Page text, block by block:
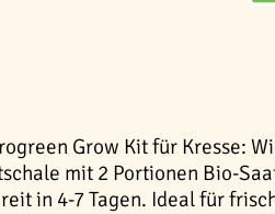
Grow Kit für Kresse:
mit 2 Portionen Bio-
in 4-7 Tagen. Ideal für